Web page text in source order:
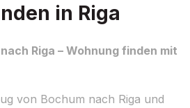
in Riga
Riga – Wohnung finden mit
von Bochum nach Riga und